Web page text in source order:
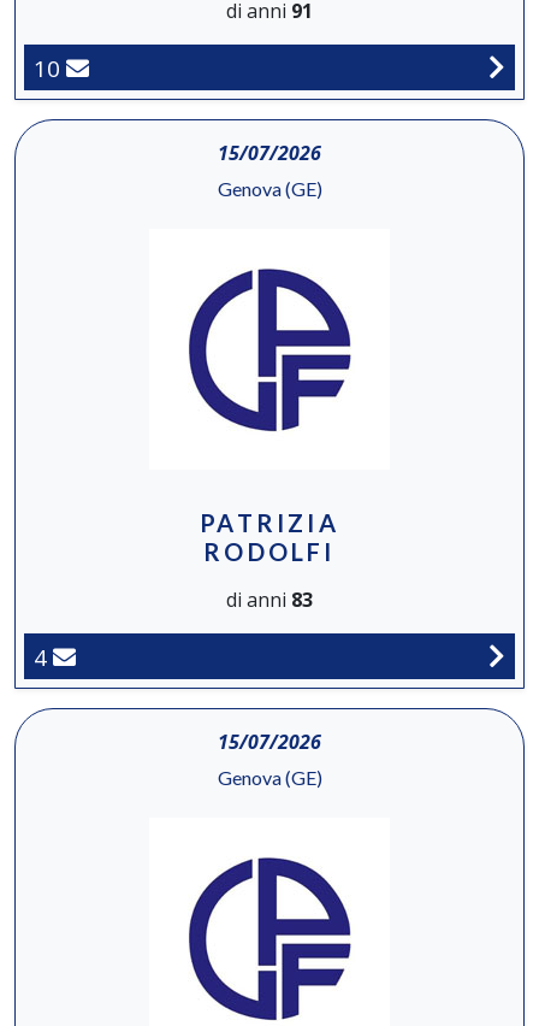
di anni 91
10
15/07/2026
Genova (GE)
PATRIZIA
RODOLFI
di anni 83
4
15/07/2026
Genova (GE)